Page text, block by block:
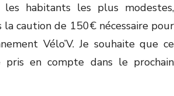
les habitants les plus modestes,
caution de 150€ nécessaire pour
Vélo’V. Je souhaite que ce
en compte dans le prochain